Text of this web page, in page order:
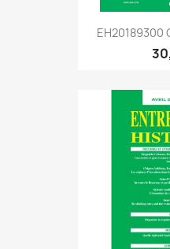
EH20189300